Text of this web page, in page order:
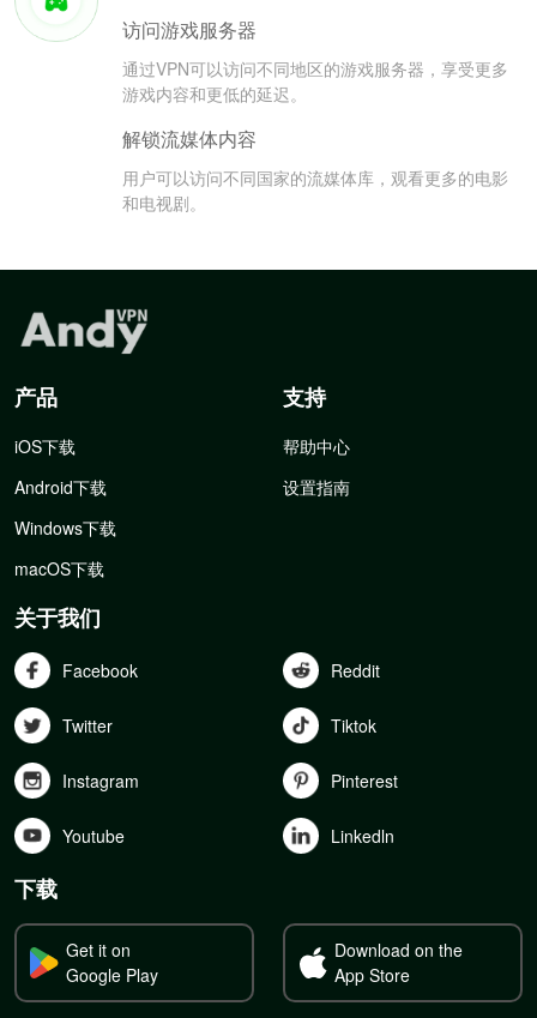
访问游戏服务器
通过VPN可以访问不同地区的游戏服务器，享受更多
游戏内容和更低的延迟。
解锁流媒体内容
用户可以访问不同国家的流媒体库，观看更多的电影
和电视剧。
产品
iOS下载
Android下载
Windows下载
macOS下载
支持
帮助中心
设置指南
关于我们
Facebook Reddit
Twitter Tiktok
Instagram Pinterest
Youtube Linkedln
下载
Get it on
Google Play
Download on the
App Store